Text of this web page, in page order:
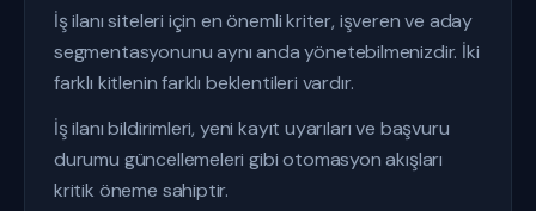
İş ilanı siteleri için en önemli kriter, işveren ve aday
segmentasyonunu aynı anda yönetebilmenizdir. İki
farklı kitlenin farklı beklentileri vardır.
İş ilanı bildirimleri, yeni kayıt uyarıları ve başvuru
durumu güncellemeleri gibi otomasyon akışları
kritik öneme sahiptir.